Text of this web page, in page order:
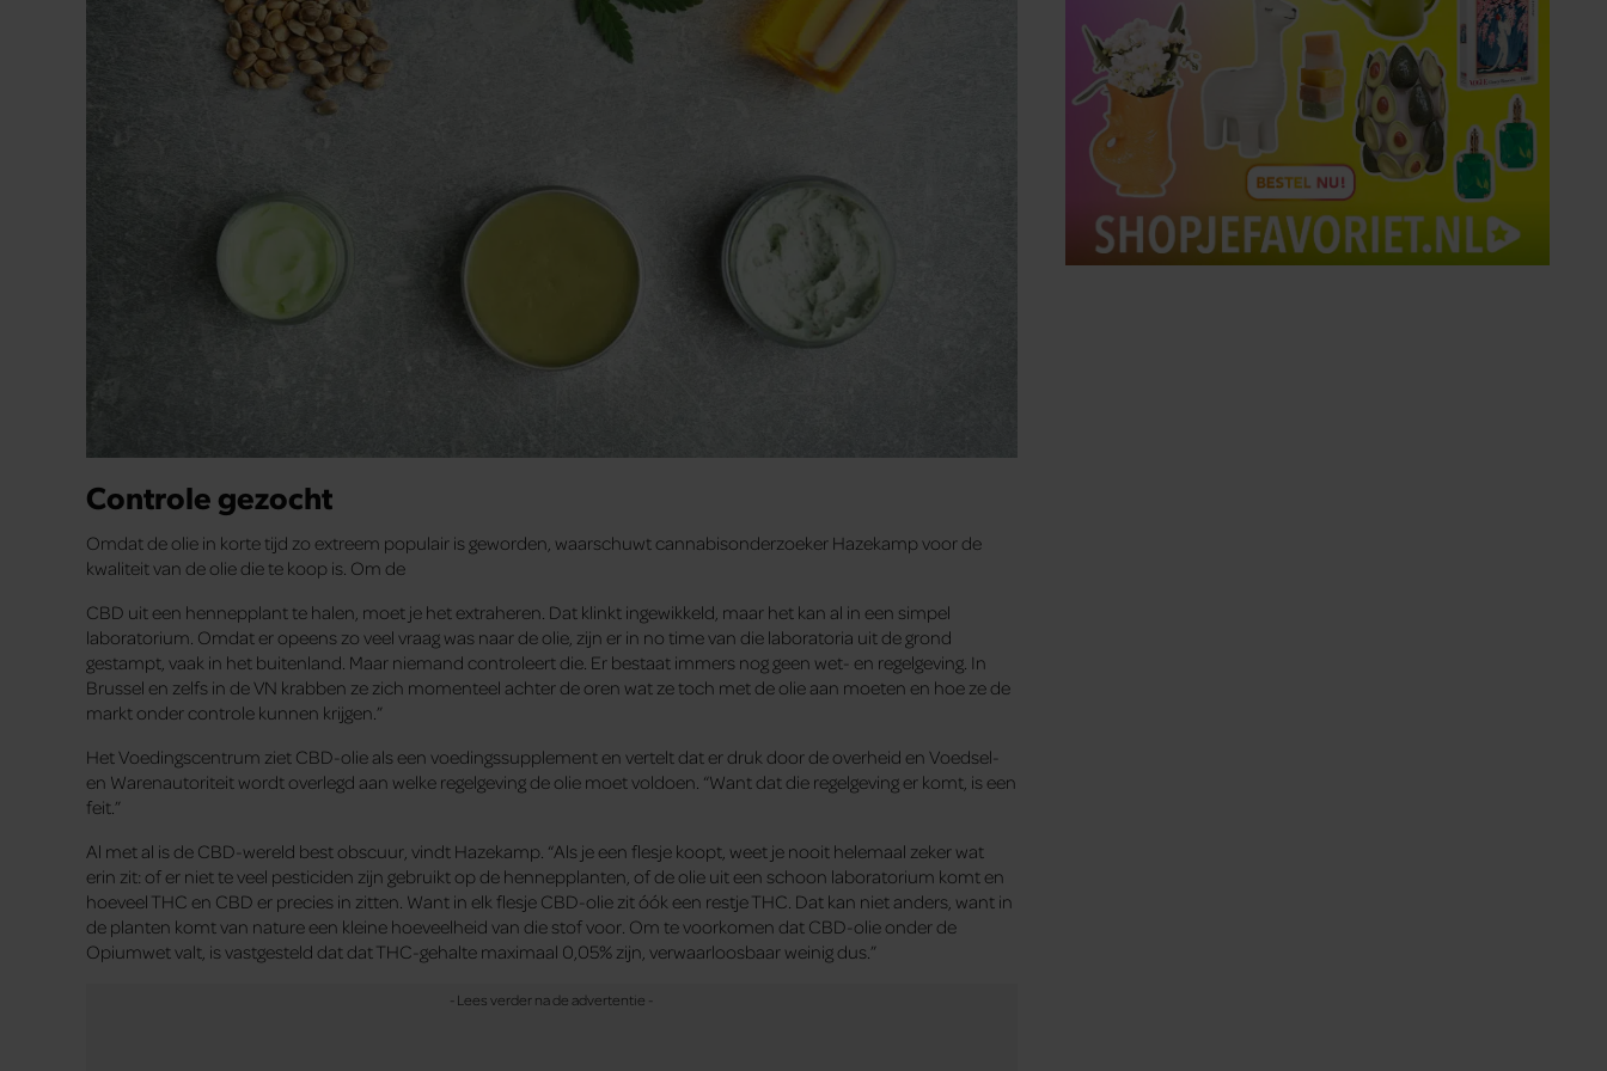
Controle gezocht
Omdat de olie in korte tijd zo extreem populair is geworden, waarschuwt cannabisonderzoeker Hazekamp voor de
kwaliteit van de olie die te koop is. Om de
CBD uit een hennepplant te halen, moet je het extraheren. Dat klinkt ingewikkeld, maar het kan al in een simpel
laboratorium. Omdat er opeens zo veel vraag was naar de olie, zijn er in no time van die laboratoria uit de grond
gestampt, vaak in het buitenland. Maar niemand controleert die. Er bestaat immers nog geen wet- en regelgeving. In
Brussel en zelfs in de VN krabben ze zich momenteel achter de oren wat ze toch met de olie aan moeten en hoe ze de
markt onder controle kunnen krijgen.”
Het Voedingscentrum ziet CBD-olie als een voedingssupplement en vertelt dat er druk door de overheid en Voedsel-
en Warenautoriteit wordt overlegd aan welke regelgeving de olie moet voldoen. “Want dat die regelgeving er komt, is een
feit.”
Al met al is de CBD-wereld best obscuur, vindt Hazekamp. “Als je een flesje koopt, weet je nooit helemaal zeker wat
erin zit: of er niet te veel pesticiden zijn gebruikt op de hennepplanten, of de olie uit een schoon laboratorium komt en
hoeveel THC en CBD er precies in zitten. Want in elk flesje CBD-olie zit óók een restje THC. Dat kan niet anders, want in
de planten komt van nature een kleine hoeveelheid van die stof voor. Om te voorkomen dat CBD-olie onder de
Opiumwet valt, is vastgesteld dat dat THC-gehalte maximaal 0,05% zijn, verwaarloosbaar weinig dus.”